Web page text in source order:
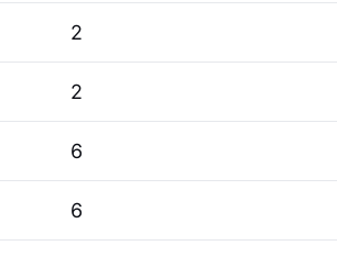
2
2
6
6